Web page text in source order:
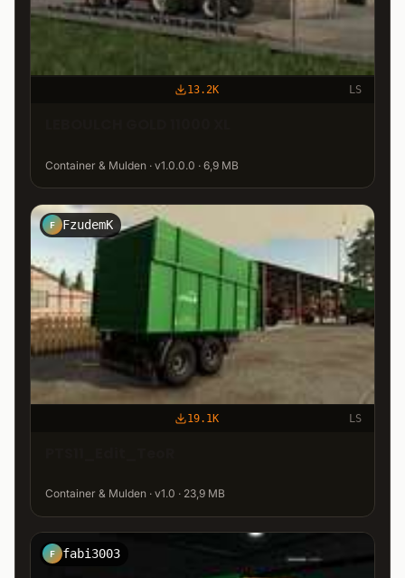
13.2K LS
Container & Mulden · v1.0.0.0 · 6,9 MB
F FzudemK
19.1K LS
Container & Mulden · v1.0 · 23,9 MB
F fabi3003